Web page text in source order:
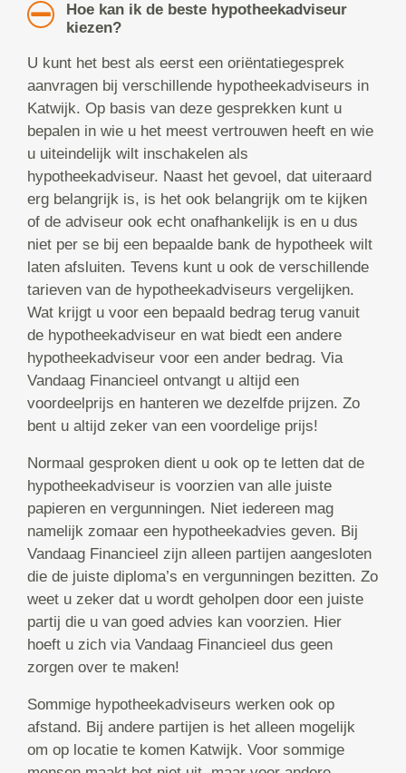
Hoe kan ik de beste hypotheekadviseur
kiezen?
U kunt het best als eerst een oriëntatiegesprek
aanvragen bij verschillende hypotheekadviseurs in
Katwijk. Op basis van deze gesprekken kunt u
bepalen in wie u het meest vertrouwen heeft en wie
u uiteindelijk wilt inschakelen als
hypotheekadviseur. Naast het gevoel, dat uiteraard
erg belangrijk is, is het ook belangrijk om te kijken
of de adviseur ook echt onafhankelijk is en u dus
niet per se bij een bepaalde bank de hypotheek wilt
laten afsluiten. Tevens kunt u ook de verschillende
tarieven van de hypotheekadviseurs vergelijken.
Wat krijgt u voor een bepaald bedrag terug vanuit
de hypotheekadviseur en wat biedt een andere
hypotheekadviseur voor een ander bedrag. Via
Vandaag Financieel ontvangt u altijd een
voordeelprijs en hanteren we dezelfde prijzen. Zo
bent u altijd zeker van een voordelige prijs!
Normaal gesproken dient u ook op te letten dat de
hypotheekadviseur is voorzien van alle juiste
papieren en vergunningen. Niet iedereen mag
namelijk zomaar een hypotheekadvies geven. Bij
Vandaag Financieel zijn alleen partijen aangesloten
die de juiste diploma’s en vergunningen bezitten. Zo
weet u zeker dat u wordt geholpen door een juiste
partij die u van goed advies kan voorzien. Hier
hoeft u zich via Vandaag Financieel dus geen
zorgen over te maken!
Sommige hypotheekadviseurs werken ook op
afstand. Bij andere partijen is het alleen mogelijk
om op locatie te komen Katwijk. Voor sommige